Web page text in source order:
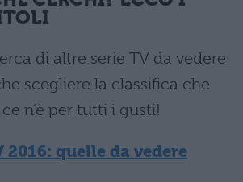
di altre serie TV da vedere
scegliere la classifica che
n’è per tutti i gusti!
2016: quelle da vedere